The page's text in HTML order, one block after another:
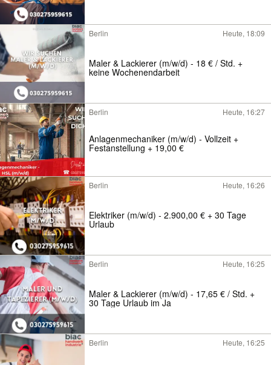
Berlin Heute, 18:09
Maler & Lackierer (m/w/d) - 18 € / Std. +
keine Wochenendarbeit
Berlin Heute, 16:27
Anlagenmechaniker (m/w/d) - Vollzeit +
Festanstellung + 19,00 €
Berlin Heute, 16:26
Elektriker (m/w/d) - 2.900,00 € + 30 Tage
Urlaub
Berlin Heute, 16:25
Maler & Lackierer (m/w/d) - 17,65 € / Std. +
30 Tage Urlaub im Ja
Berlin Heute, 16:25